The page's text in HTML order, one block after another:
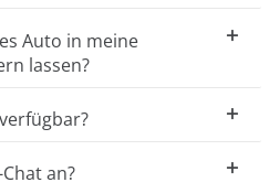
Auto in meine
lassen?
an?